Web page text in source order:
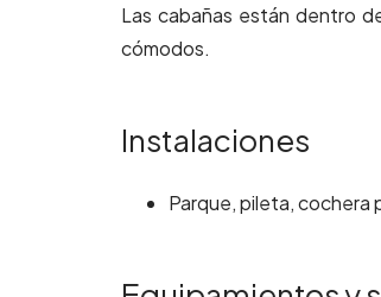
Las cabañas están dentro
cómodos.
Instalaciones
Parque, pileta, cochera